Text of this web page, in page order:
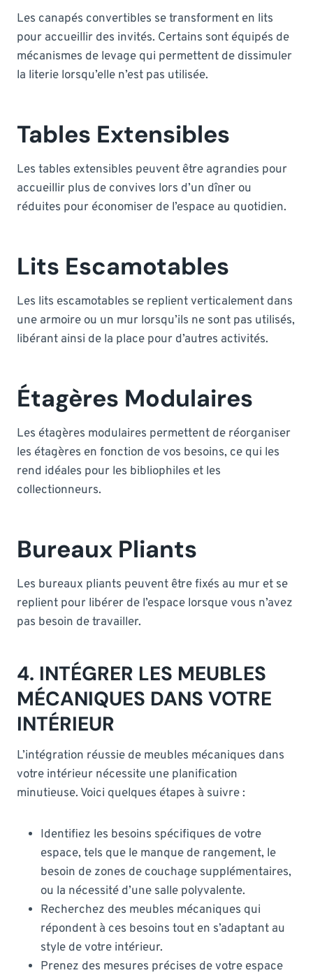
Les canapés convertibles se transforment en lits
pour accueillir des invités. Certains sont équipés de
mécanismes de levage qui permettent de dissimuler
la literie lorsqu’elle n’est pas utilisée.
Tables Extensibles
Les tables extensibles peuvent être agrandies pour
accueillir plus de convives lors d’un dîner ou
réduites pour économiser de l’espace au quotidien.
Lits Escamotables
Les lits escamotables se replient verticalement dans
une armoire ou un mur lorsqu’ils ne sont pas utilisés,
libérant ainsi de la place pour d’autres activités.
Étagères Modulaires
Les étagères modulaires permettent de réorganiser
les étagères en fonction de vos besoins, ce qui les
rend idéales pour les bibliophiles et les
collectionneurs.
Bureaux Pliants
Les bureaux pliants peuvent être fixés au mur et se
replient pour libérer de l’espace lorsque vous n’avez
pas besoin de travailler.
4. INTÉGRER LES MEUBLES
MÉCANIQUES DANS VOTRE
INTÉRIEUR
L’intégration réussie de meubles mécaniques dans
votre intérieur nécessite une planification
minutieuse. Voici quelques étapes à suivre :
Identifiez les besoins spécifiques de votre
espace, tels que le manque de rangement, le
besoin de zones de couchage supplémentaires,
ou la nécessité d’une salle polyvalente.
Recherchez des meubles mécaniques qui
répondent à ces besoins tout en s’adaptant au
style de votre intérieur.
Prenez des mesures précises de votre espace